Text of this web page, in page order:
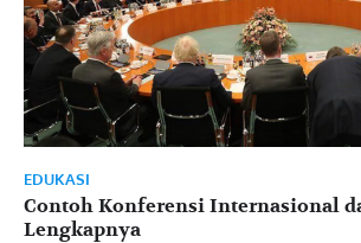
EDUKASI
Contoh Konferensi Internasional
Lengkapnya